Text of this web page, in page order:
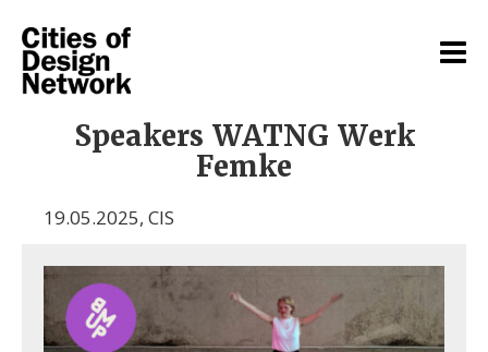
Speakers WATNG Werk
Femke
19.05.2025, CIS